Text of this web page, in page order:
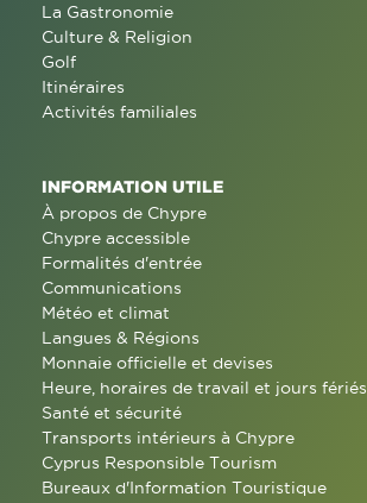
La Gastronomie
Culture & Religion
Golf
Itinéraires
Activités familiales
INFORMATION UTILE
À propos de Chypre
Chypre accessible
Formalités d'entrée
Communications
Météo et climat
Langues & Régions
Monnaie officielle et devises
Heure, horaires de travail et jours fériés
Santé et sécurité
Transports intérieurs à Chypre
Cyprus Responsible Tourism
Bureaux d'Information Touristique